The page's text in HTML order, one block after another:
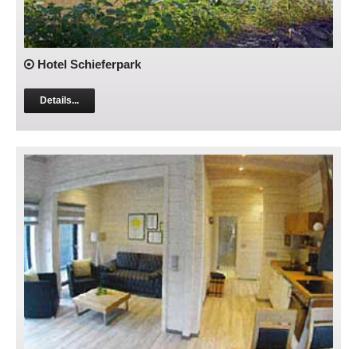
Hotel Schieferpark
Details...